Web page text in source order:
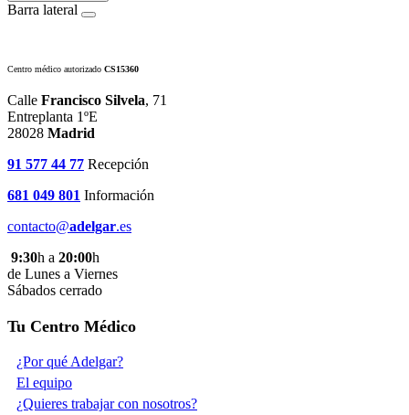
Barra lateral
Centro médico autorizado CS15360
Calle Francisco Silvela, 71
Entreplanta 1ºE
28028 Madrid
91 577 44 77 Recepción
681 049 801 Información
contacto@adelgar.es
9:30h a 20:00h
de Lunes a Viernes
Sábados cerrado
Tu Centro Médico
¿Por qué Adelgar?
El equipo
¿Quieres trabajar con nosotros?